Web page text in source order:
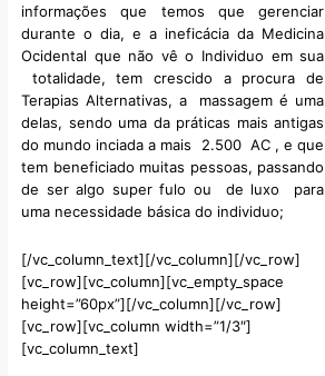
informações que temos que gerenciar
durante o dia, e a ineficácia da Medicina
Ocidental que não vê o Individuo em sua
totalidade, tem crescido a procura de
Terapias Alternativas, a massagem é uma
delas, sendo uma da práticas mais antigas
do mundo inciada a mais 2.500 AC , e que
tem beneficiado muitas pessoas, passando
de ser algo super fulo ou de luxo para
uma necessidade básica do individuo;
[/vc_column_text][/vc_column][/vc_row]
[vc_row][vc_column][vc_empty_space
height=”60px”][/vc_column][/vc_row]
[vc_row][vc_column width=”1/3″]
[vc_column_text]